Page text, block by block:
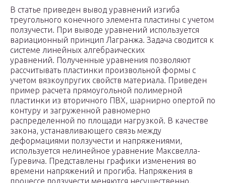
В статье приведен вывод уравнений изгиба
треугольного конечного элемента пластины с учетом
ползучести. При выводе уравнений используется
вариационный принцип Лагранжа. Задача сводится к
системе линейных алгебраических
уравнений. Полученные уравнения позволяют
рассчитывать пластинки произвольной формы с
учетом вязкоупругих свойств материала. Приведен
пример расчета прямоугольной полимерной
пластинки из вторичного ПВХ, шарнирно опертой по
контуру и загруженной равномерно
распределенной по площади нагрузкой. В качестве
закона, устанавливающего связь между
деформациями ползучести и напряжениями,
используется нелинейное уравнение Максвелла-
Гуревича. Представлены графики изменения во
времени напряжений и прогиба. Напряжения в
процессе ползучести меняются несущественно,